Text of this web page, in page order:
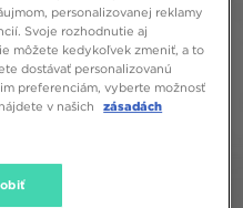
personalizovanej reklamy
Svoje rozhodnutie aj
môžete kedykoľvek zmeniť, a to
dostávať personalizovanú
preferenciám, vyberte možnosť
v našich
zásadách